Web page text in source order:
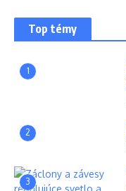
Top témy
1
2
3